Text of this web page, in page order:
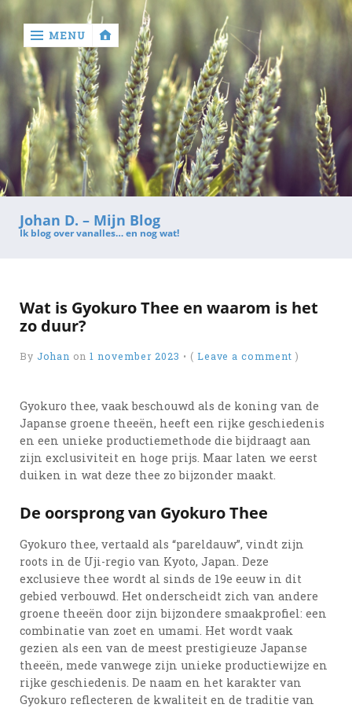
‹
return
Contact
MENU
Johan D. – Mijn Blog
Ik blog over vanalles… en nog wat!
Wat is Gyokuro Thee en waarom is het
zo duur?
By Johan on1 november 2023 • ( Leave a comment )
Gyokuro thee, vaak beschouwd als de koning van de
Japanse groene theeën, heeft een rijke geschiedenis
en een unieke productiemethode die bijdraagt aan
zijn exclusiviteit en hoge prijs. Maar laten we eerst
duiken in wat deze thee zo bijzonder maakt.
De oorsprong van Gyokuro Thee
Gyokuro thee, vertaald als “pareldauw”, vindt zijn
roots in de Uji-regio van Kyoto, Japan. Deze
exclusieve thee wordt al sinds de 19e eeuw in dit
gebied verbouwd. Het onderscheidt zich van andere
groene theeën door zijn bijzondere smaakprofiel: een
combinatie van zoet en umami. Het wordt vaak
gezien als een van de meest prestigieuze Japanse
theeën, mede vanwege zijn unieke productiewijze en
rijke geschiedenis. De naam en het karakter van
Gyokuro reflecteren de kwaliteit en de traditie van